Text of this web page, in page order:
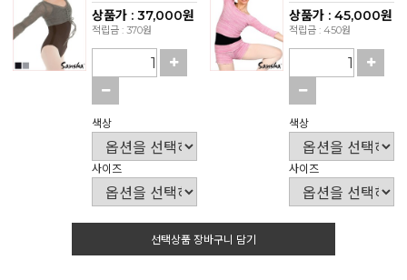
상품가 : 37,000원
적립금 : 370원
색상
사이즈
상품가 : 45,000원
적립금 : 450원
색상
사이즈
선택상품 장바구니 담기